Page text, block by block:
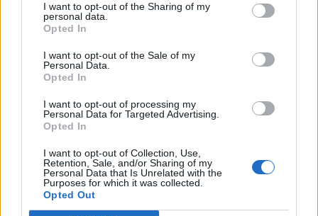
I want to opt-out of the Sharing of my
personal data.
Opted In
I want to opt-out of the Sale of my
Personal Data.
Opted In
I want to opt-out of processing my
Personal Data for Targeted Advertising.
Opted In
I want to opt-out of Collection, Use,
Retention, Sale, and/or Sharing of my
Personal Data that Is Unrelated with the
Purposes for which it was collected.
Opted Out